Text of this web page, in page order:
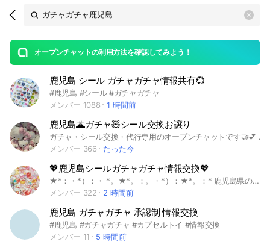
Search
OpenChats
messages
search
area
オープンチャットの利用方法を確認してみよう！
open
鹿児島 シール ガチャガチャ情報共有💞
#鹿児島 #シール #ガチャガチャ
メンバー 1088
1 時間前
鹿児島🌋ガチャ🧸シール交換お譲り
ガチャ・シール交換・代行専用のオープンチャットです🤝💕 📍交換相手を探したい！ 📍欲しいアイテムを見つけたい！ 📍コンプリートを目指したい！ 📍ガチャ・シール好きさん同士で楽しく交換したい！ ⚠️交換をご利用の際は、必ずアナウンスのルールをご確認ください🙇‍♀️ みんなで気持ちの良い交換をしましょう🍀✨ #ガチャ #ガチャガチャ #ガチャ交換 #シール交換 #鹿児島 #シール #コンプリート #交換
メンバー 366
たった今
💖鹿児島シールガチャガチャ情報交換💖
★*：・*）：・ *。★*。：。・*）：★*。：* 鹿児島県のシール、ガチャガチャ好きさん用のお部屋です！ 人気のシール、ボンボンドロップシールやガチャガチャのなどの入荷情報や、在庫状況をみんなで楽しく共有しましょー！ 🌟ボンボンドロップシールを探している！ 🌟鹿児島でシール活をしてる方！ 🌟ガチャ活をしている方！ 初心者さんも見る専も大歓迎です！ 鹿児島のみんなでシール・ガチャ活を楽しみましょー💖 ★*：・*）：・ *。★*。：。・*）：★*。：* #ボンボンドロップシール#うるちゅるポップシール#プクプクシール#シール#シルパト#シール帳#平成女子#鹿児島#九州#サンリオ #ガチャガチャ#ボンドロ
メンバー 322
2 時間前
鹿児島 ガチャガチャ 承認制 情報交換
#鹿児島 #ガチャガチャ #カプセルトイ #情報交換
メンバー 11
5 時間前